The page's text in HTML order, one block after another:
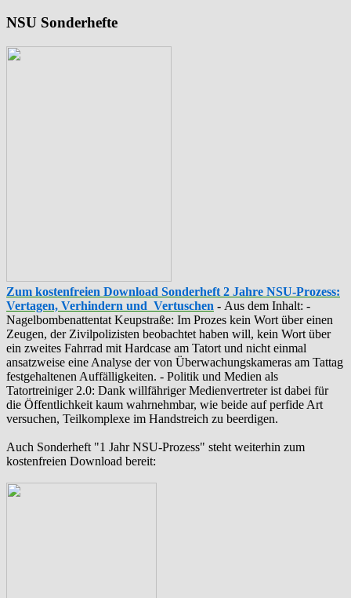
NSU Sonderhefte
Zum kostenfreien Download Sonderheft 2 Jahre NSU-Prozess:
Vertagen, Verhindern und Vertuschen - Aus dem Inhalt: -
‪Nagelbombenattentat‬ ‎Keupstraße‬: Im Prozes kein Wort über einen
Zeugen, der Zivilpolizisten beobachtet haben will, kein Wort über
ein zweites Fahrrad mit Hardcase am Tatort und nicht einmal
ansatzweise eine Analyse der von Überwachungskameras am Tattag
festgehaltenen Auffälligkeiten. - Politik und Medien als
‪Tatortreiniger‬ 2.0: Dank willfähriger Medienvertreter ist dabei für
die Öffentlichkeit kaum wahrnehmbar, wie beide auf perfide Art
versuchen, Teilkomplexe im Handstreich zu beerdigen.
Auch Sonderheft "1 Jahr NSU-Prozess" steht weiterhin zum
kostenfreien Download bereit: